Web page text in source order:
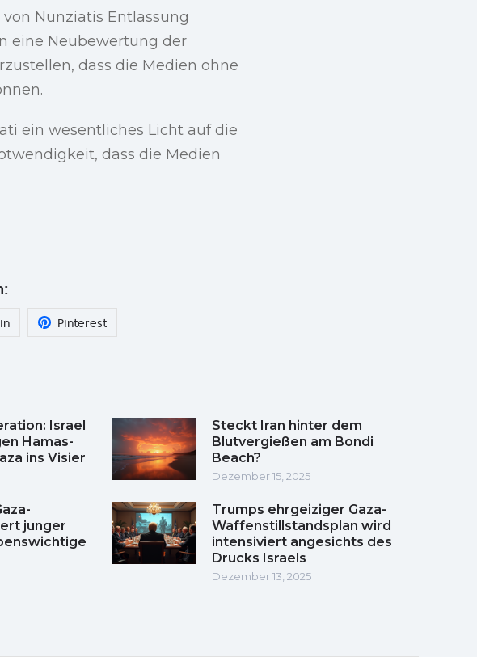
Nunziatis Entlassung
eine Neubewertung der
dass die Medien ohne
ein wesentliches Licht auf die
dass die Medien
Pinterest
Israel
Hamas-
ins Visier
Steckt Iran hinter dem
Blutvergießen am Bondi
Beach?
Dezember 15, 2025
junger
Trumps ehrgeiziger Gaza-
Waffenstillstandsplan wird
intensiviert angesichts des
Drucks Israels
Dezember 13, 2025